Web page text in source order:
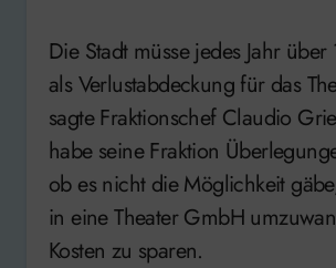
Die Stadt müsse jedes Jahr
als Verlustabdeckung für das
sagte Fraktionschef Claudio
habe seine Fraktion
ob es nicht die Möglichkeit
in eine Theater GmbH
Kosten zu sparen.